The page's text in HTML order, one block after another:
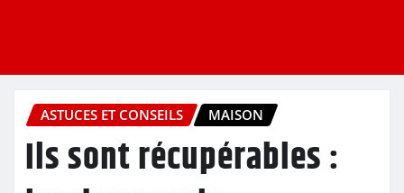
ASTUCES ET CONSEILS MAISON
Ils sont récupérables :